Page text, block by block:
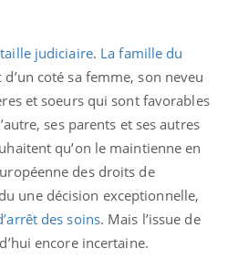
judiciaire. La famille du
coté sa femme, son neveu
et soeurs qui sont favorables
ses parents et ses autres
qu’on le maintienne en
des droits de
une décision exceptionnelle,
des soins. Mais l’issue de
encore incertaine.